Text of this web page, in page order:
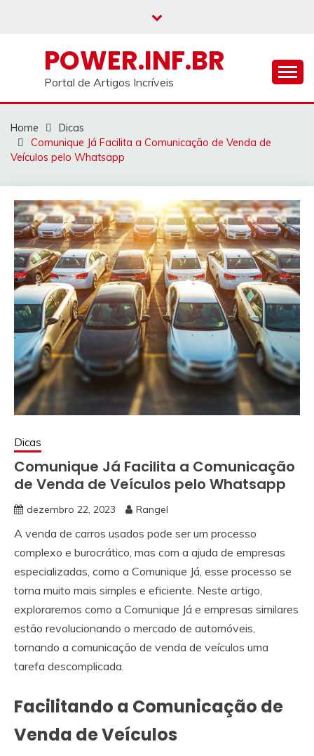
POWER.INF.BR
Portal de Artigos Incríveis
Home
Dicas
Comunique Já Facilita a Comunicação de Venda de
Veículos pelo Whatsapp
Dicas
Comunique Já Facilita a Comunicação
de Venda de Veículos pelo Whatsapp
dezembro 22, 2023 Rangel
A venda de carros usados pode ser um processo
complexo e burocrático, mas com a ajuda de empresas
especializadas, como a Comunique Já, esse processo se
torna muito mais simples e eficiente. Neste artigo,
exploraremos como a Comunique Já e empresas similares
estão revolucionando o mercado de automóveis,
tornando a comunicação de venda de veículos uma
tarefa descomplicada.
Facilitando a Comunicação de
Venda de Veículos